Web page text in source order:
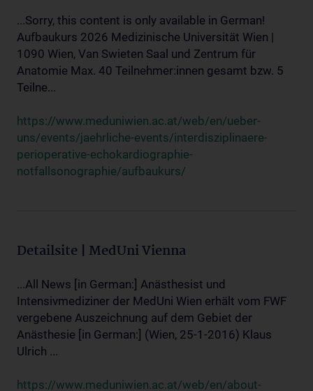
...Sorry, this content is only available in German!
Aufbaukurs 2026 Medizinische Universität Wien |
1090 Wien, Van Swieten Saal und Zentrum für
Anatomie Max. 40 Teilnehmer:innen gesamt bzw. 5
Teilne...
https://www.meduniwien.ac.at/web/en/ueber-
uns/events/jaehrliche-events/interdisziplinaere-
perioperative-echokardiographie-
notfallsonographie/aufbaukurs/
Detailsite | MedUni Vienna
...All News [in German:] Anästhesist und
Intensivmediziner der MedUni Wien erhält vom FWF
vergebene Auszeichnung auf dem Gebiet der
Anästhesie [in German:] (Wien, 25-1-2016) Klaus
Ulrich ...
https://www.meduniwien.ac.at/web/en/about-